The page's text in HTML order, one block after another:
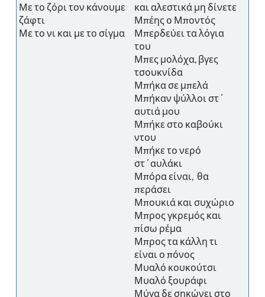
Με το ζόρι τον κάνουμε
ζάφτι
Με το νι και με το σίγμα
και αλεστικά μη δίνετε
Μπέης ο Μποντός
Μπερδεύει τα λόγια
του
Μπες μολόχα, βγες
τσουκνίδα
Μπήκα σε μπελά
Μπήκαν ψύλλοι στ΄
αυτιά μου
Μπήκε στο καβούκι
ντου
Μπήκε το νερό
στ΄αυλάκι
Μπόρα είναι, θα
περάσει
Μπουκιά και συχώριο
Μπρος γκρεμός και
πίσω ρέμα
Μπρος τα κάλλη τι
είναι ο πόνος
Μυαλό κουκούτσι
Μυαλό ξουράφι
Μύγα δε σηκώνει στο